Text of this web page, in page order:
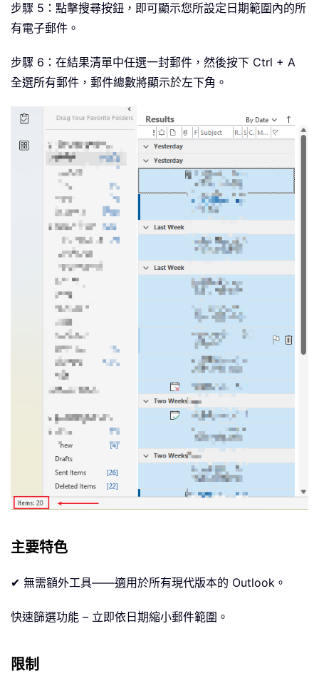
步驟 5：點擊搜尋按鈕，即可顯示您所設定日期範圍內的所
有電子郵件。
步驟 6：在結果清單中任選一封郵件，然後按下 Ctrl + A
全選所有郵件，郵件總數將顯示於左下角。
主要特色
✔ 無需額外工具——適用於所有現代版本的 Outlook。
快速篩選功能 – 立即依日期縮小郵件範圍。
限制